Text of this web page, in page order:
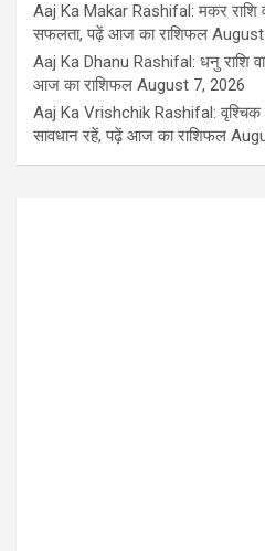
Aaj Ka Makar Rashifal: मकर राशि
सफलता, पढ़ें आज का राशिफल
Aaj Ka Dhanu Rashifal: धनु राशि
आज का राशिफल August 7, 2026
Aaj Ka Vrishchik Rashifal: वृश्चिक
सावधान रहें, पढ़ें आज का राशिफल